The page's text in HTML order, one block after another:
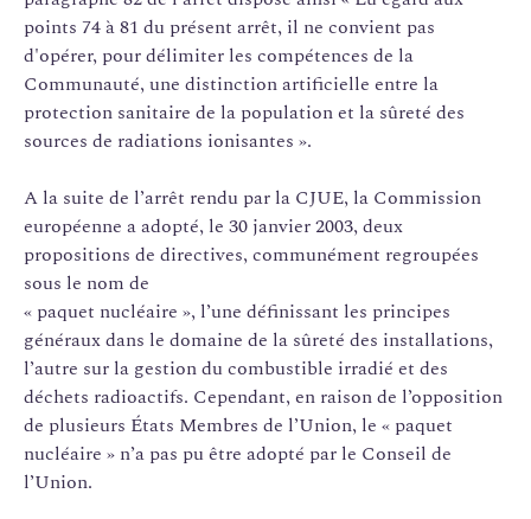
points 74 à 81 du présent arrêt, il ne convient pas
d'opérer, pour délimiter les compétences de la
Communauté, une distinction artificielle entre la
protection sanitaire de la population et la sûreté des
sources de radiations ionisantes ».
A la suite de l’arrêt rendu par la CJUE, la Commission
européenne a adopté, le 30 janvier 2003, deux
propositions de directives, communément regroupées
sous le nom de
« paquet nucléaire », l’une définissant les principes
généraux dans le domaine de la sûreté des installations,
l’autre sur la gestion du combustible irradié et des
déchets radioactifs. Cependant, en raison de l’opposition
de plusieurs États Membres de l’Union, le « paquet
nucléaire » n’a pas pu être adopté par le Conseil de
l’Union.